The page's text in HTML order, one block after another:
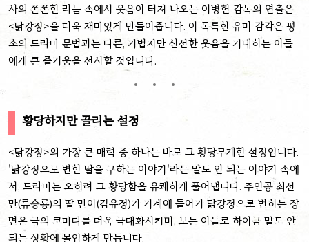
사의 쫀쫀한 리듬 속에서 웃음이 터져 나오는 이병헌 감독의 연출은
<닭강정>을 더욱 재미있게 만들어줍니다. 이 독특한 유머 감각은 평
소의 드라마 문법과는 다른, 가볍지만 신선한 웃음을 기대하는 이들
에게 큰 즐거움을 선사할 것입니다.
황당하지만 끌리는 설정
<닭강정>의 가장 큰 매력 중 하나는 바로 그 황당무계한 설정입니다.
'닭강정으로 변한 딸을 구하는 이야기'라는 말도 안 되는 이야기 속에
서, 드라마는 오히려 그 황당함을 유쾌하게 풀어냅니다. 주인공 최선
만(류승룡)의 딸 민아(김유정)가 기계에 들어가 닭강정으로 변하는 장
면은 극의 코미디를 더욱 극대화시키며, 보는 이들로 하여금 말도 안
되는 상황에 몰입하게 만듭니다.